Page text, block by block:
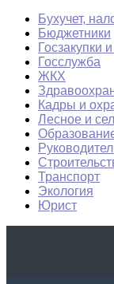
Бухучет,
Бюджетники
Госзакупки
Госслужба
ЖКХ
Кадры и
Лесное и
Транспорт
Экология
Юрист